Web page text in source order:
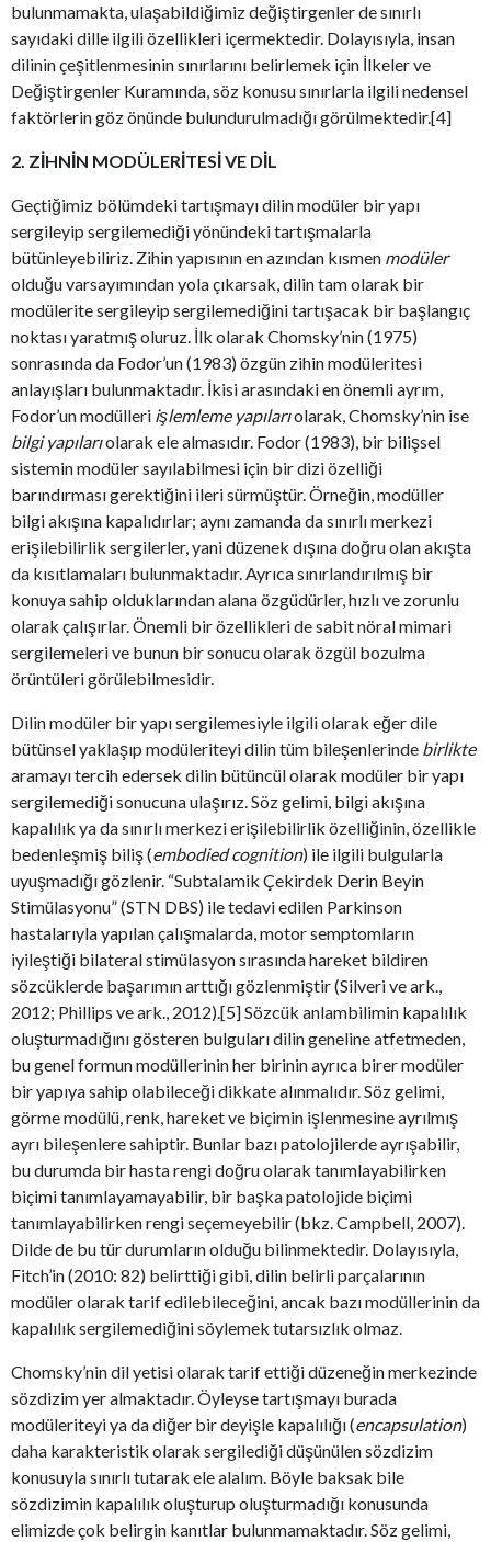
bulunmamakta, ulaşabildiğimiz değiştirgenler de sınırlı
sayıdaki dille ilgili özellikleri içermektedir. Dolayısıyla, insan
dilinin çeşitlenmesinin sınırlarını belirlemek için İlkeler ve
Değiştirgenler Kuramında, söz konusu sınırlarla ilgili nedensel
faktörlerin göz önünde bulundurulmadığı görülmektedir.[4]
2. ZİHNİN MODÜLERİTESİ VE DİL
Geçtiğimiz bölümdeki tartışmayı dilin modüler bir yapı
sergileyip sergilemediği yönündeki tartışmalarla
bütünleyebiliriz. Zihin yapısının en azından kısmen modüler
olduğu varsayımından yola çıkarsak, dilin tam olarak bir
modülerite sergileyip sergilemediğini tartışacak bir başlangıç
noktası yaratmış oluruz. İlk olarak Chomsky’nin (1975)
sonrasında da Fodor’un (1983) özgün zihin modüleritesi
anlayışları bulunmaktadır. İkisi arasındaki en önemli ayrım,
Fodor’un modülleri işlemleme yapılarıolarak, Chomsky’nin ise
bilgi yapılarıolarak ele almasıdır. Fodor (1983), bir bilişsel
sistemin modüler sayılabilmesi için bir dizi özelliği
barındırması gerektiğini ileri sürmüştür. Örneğin, modüller
bilgi akışına kapalıdırlar; aynı zamanda da sınırlı merkezi
erişilebilirlik sergilerler, yani düzenek dışına doğru olan akışta
da kısıtlamaları bulunmaktadır. Ayrıca sınırlandırılmış bir
konuya sahip olduklarından alana özgüdürler, hızlı ve zorunlu
olarak çalışırlar. Önemli bir özellikleri de sabit nöral mimari
sergilemeleri ve bunun bir sonucu olarak özgül bozulma
örüntüleri görülebilmesidir.
Dilin modüler bir yapı sergilemesiyle ilgili olarak eğer dile
bütünsel yaklaşıp modüleriteyi dilin tüm bileşenlerinde birlikte
aramayı tercih edersek dilin bütüncül olarak modüler bir yapı
sergilemediği sonucuna ulaşırız. Söz gelimi, bilgi akışına
kapalılık ya da sınırlı merkezi erişilebilirlik özelliğinin, özellikle
bedenleşmiş biliş (embodied cognition) ile ilgili bulgularla
uyuşmadığı gözlenir. “Subtalamik Çekirdek Derin Beyin
Stimülasyonu” (STN DBS) ile tedavi edilen Parkinson
hastalarıyla yapılan çalışmalarda, motor semptomların
iyileştiği bilateral stimülasyon sırasında hareket bildiren
sözcüklerde başarımın arttığı gözlenmiştir (Silveri ve ark.,
2012; Phillips ve ark., 2012).[5] Sözcük anlambilimin kapalılık
oluşturmadığını gösteren bulguları dilin geneline atfetmeden,
bu genel formun modüllerinin her birinin ayrıca birer modüler
bir yapıya sahip olabileceği dikkate alınmalıdır. Söz gelimi,
görme modülü, renk, hareket ve biçimin işlenmesine ayrılmış
ayrı bileşenlere sahiptir. Bunlar bazı patolojilerde ayrışabilir,
bu durumda bir hasta rengi doğru olarak tanımlayabilirken
biçimi tanımlayamayabilir, bir başka patolojide biçimi
tanımlayabilirken rengi seçemeyebilir (bkz. Campbell, 2007).
Dilde de bu tür durumların olduğu bilinmektedir. Dolayısıyla,
Fitch’in (2010: 82) belirttiği gibi, dilin belirli parçalarının
modüler olarak tarif edilebileceğini, ancak bazı modüllerinin da
kapalılık sergilemediğini söylemek tutarsızlık olmaz.
Chomsky’nin dil yetisi olarak tarif ettiği düzeneğin merkezinde
sözdizim yer almaktadır. Öyleyse tartışmayı burada
modüleriteyi ya da diğer bir deyişle kapalılığı (encapsulation)
daha karakteristik olarak sergilediği düşünülen sözdizim
konusuyla sınırlı tutarak ele alalım. Böyle baksak bile
sözdizimin kapalılık oluşturup oluşturmadığı konusunda
elimizde çok belirgin kanıtlar bulunmamaktadır. Söz gelimi,